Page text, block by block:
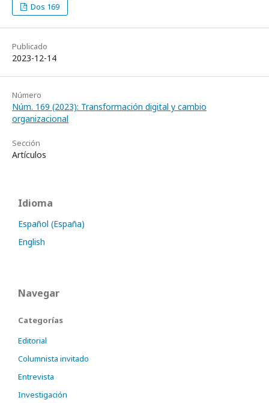
Dos 169
Publicado
2023-12-14
Número
Núm. 169 (2023): Transformación digital y cambio
organizacional
Sección
Artículos
Idioma
Español (España)
English
Navegar
Categorías
Editorial
Columnista invitado
Entrevista
Investigación